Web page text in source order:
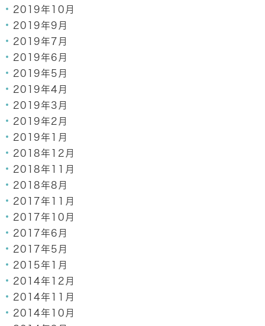
2019年10月
2019年9月
2019年7月
2019年6月
2019年5月
2019年4月
2019年3月
2019年2月
2019年1月
2018年12月
2018年11月
2018年8月
2017年11月
2017年10月
2017年6月
2017年5月
2015年1月
2014年12月
2014年11月
2014年10月